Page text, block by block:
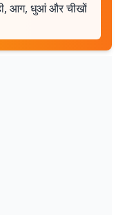
आग, धुआं और चीखों